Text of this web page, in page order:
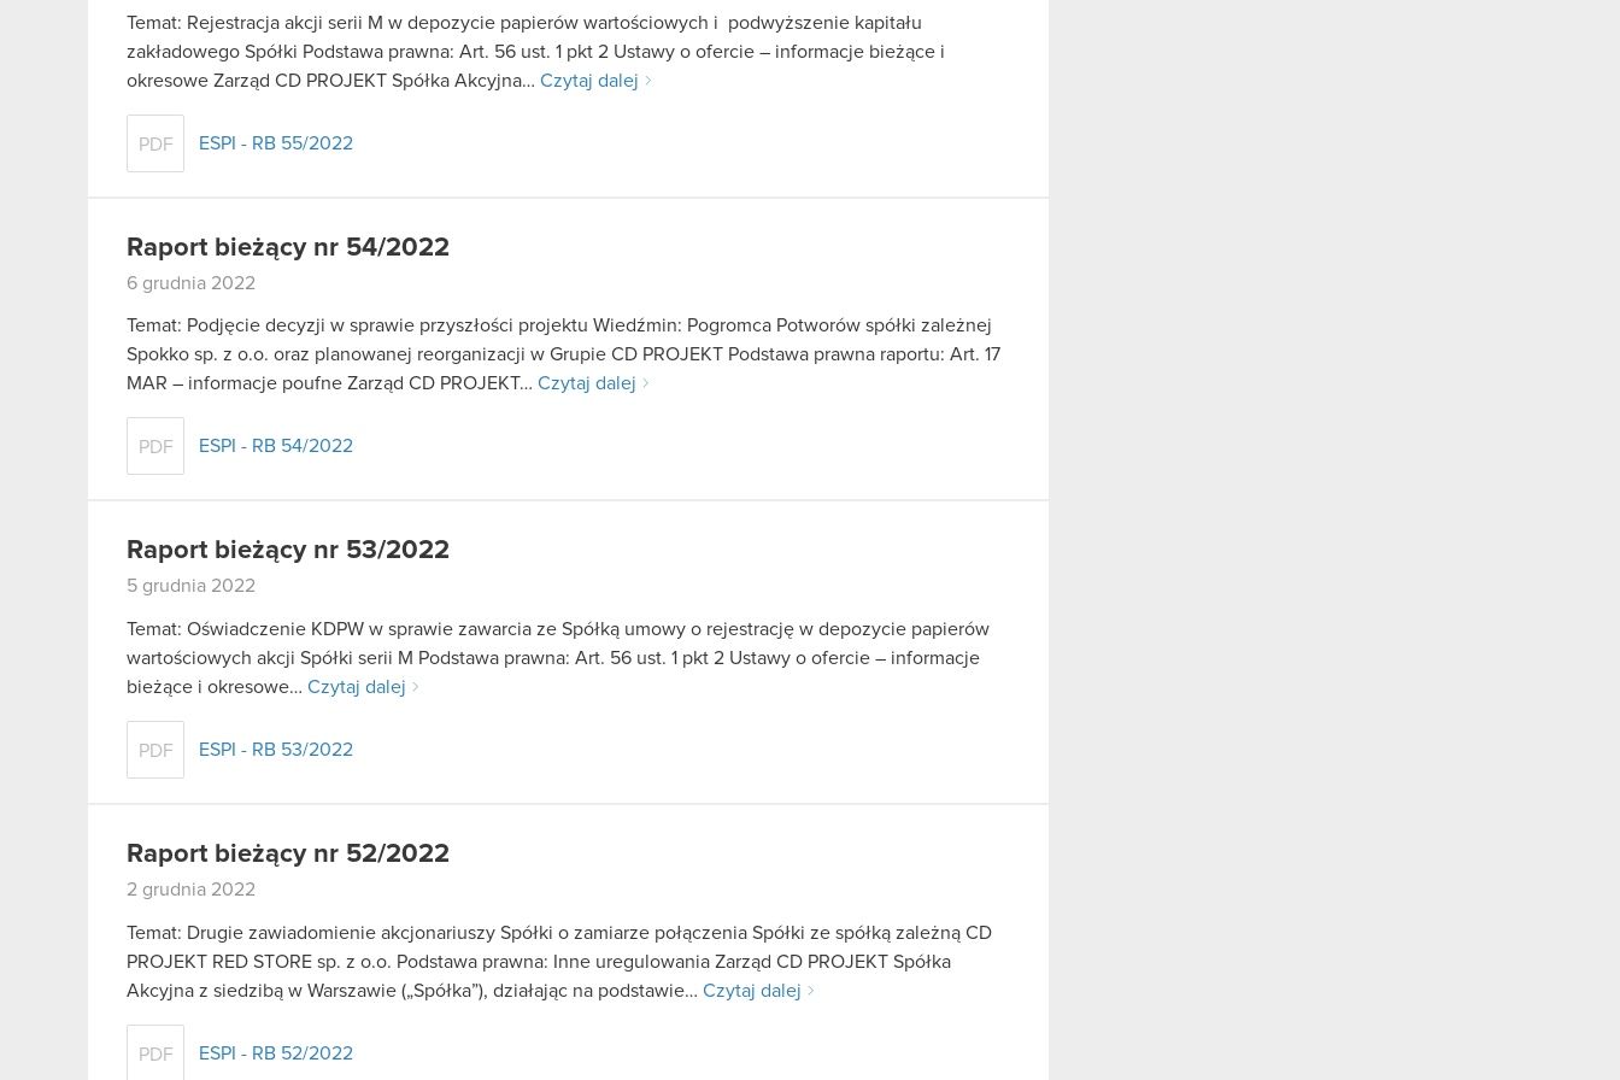
Temat: Rejestracja akcji serii M w depozycie papierów wartościowych i podwyższenie kapitału
zakładowego Spółki Podstawa prawna: Art. 56 ust. 1 pkt 2 Ustawy o ofercie – informacje bieżące i
okresowe Zarząd CD PROJEKT Spółka Akcyjna… Czytaj dalej
PDF ESPI - RB 55/2022
Raport bieżący nr 54/2022
6 grudnia 2022
Temat: Podjęcie decyzji w sprawie przyszłości projektu Wiedźmin: Pogromca Potworów spółki zależnej
Spokko sp. z o.o. oraz planowanej reorganizacji w Grupie CD PROJEKT Podstawa prawna raportu: Art. 17
MAR – informacje poufne Zarząd CD PROJEKT… Czytaj dalej
PDF ESPI - RB 54/2022
Raport bieżący nr 53/2022
5 grudnia 2022
Temat: Oświadczenie KDPW w sprawie zawarcia ze Spółką umowy o rejestrację w depozycie papierów
wartościowych akcji Spółki serii M Podstawa prawna: Art. 56 ust. 1 pkt 2 Ustawy o ofercie – informacje
bieżące i okresowe… Czytaj dalej
PDF ESPI - RB 53/2022
Raport bieżący nr 52/2022
2 grudnia 2022
Temat: Drugie zawiadomienie akcjonariuszy Spółki o zamiarze połączenia Spółki ze spółką zależną CD
PROJEKT RED STORE sp. z o.o. Podstawa prawna: Inne uregulowania Zarząd CD PROJEKT Spółka
Akcyjna z siedzibą w Warszawie („Spółka”), działając na podstawie… Czytaj dalej
PDF ESPI - RB 52/2022